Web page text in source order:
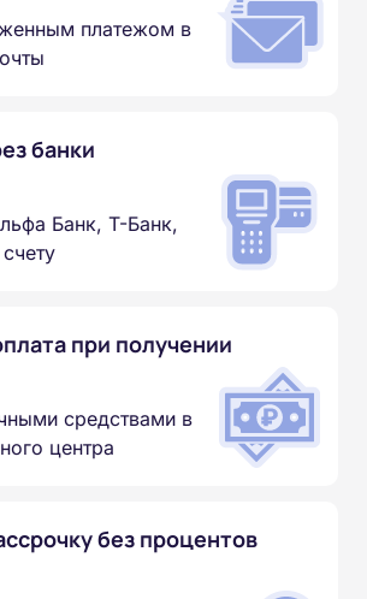
платежом в
банки
Банк, Т-Банк,
при получении
средствами в
центра
без процентов